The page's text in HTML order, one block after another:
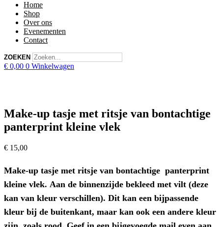
Home
Shop
Over ons
Evenementen
Contact
ZOEKEN
€ 0,00 0 Winkelwagen
Make-up tasje met ritsje van bontachtige
panterprint kleine vlek
€ 15,00
Make-up tasje met ritsje van bontachtige panterprint
kleine vlek. Aan de binnenzijde bekleed met vilt (deze
kan van kleur verschillen). Dit kan een bijpassende
kleur bij de buitenkant, maar kan ook een andere kleur